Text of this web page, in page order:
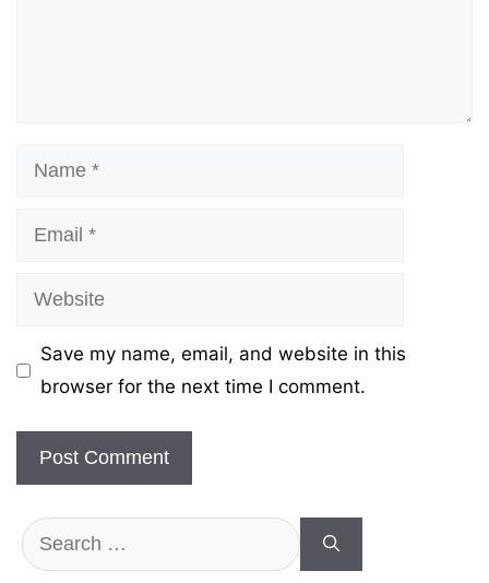
Name
Email
Website
Save my name, email, and website in this
browser for the next time I comment.
Search
for: